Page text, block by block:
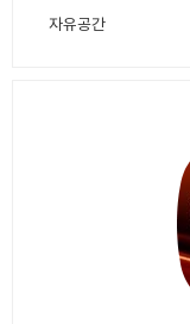
자유공간